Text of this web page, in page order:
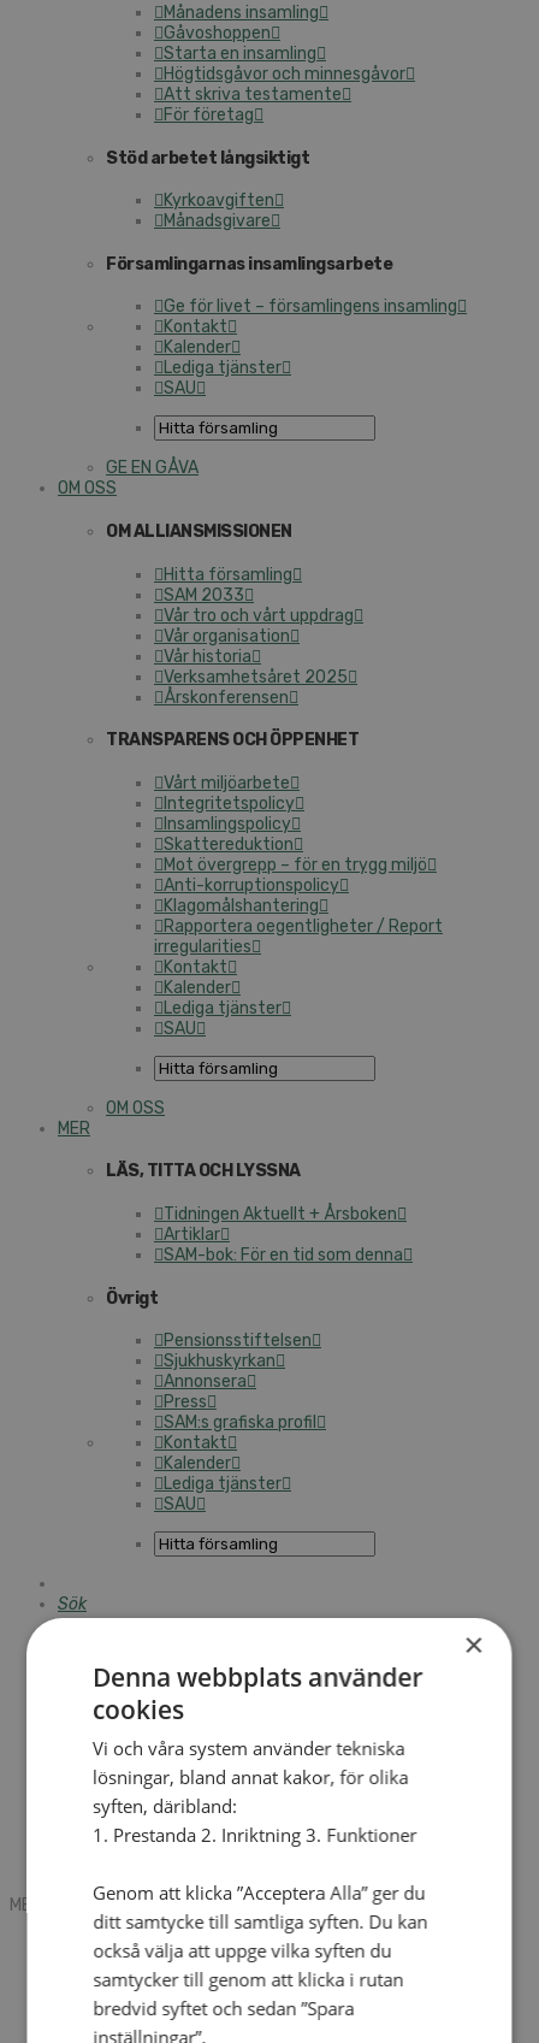
Månadens insamling
Gåvoshoppen
Starta en insamling
Högtidsgåvor och minnesgåvor
Att skriva testamente
För företag
Stöd arbetet långsiktigt
Kyrkoavgiften
Månadsgivare
Församlingarnas insamlingsarbete
Ge för livet – församlingens insamling
Kontakt
Kalender
Lediga tjänster
SAU
GE EN GÅVA
OM OSS
OM ALLIANSMISSIONEN
Hitta församling
SAM 2033
Vår tro och vårt uppdrag
Vår organisation
Vår historia
Verksamhetsåret 2025
Årskonferensen
TRANSPARENS OCH ÖPPENHET
Vårt miljöarbete
Integritetspolicy
Insamlingspolicy
Skattereduktion
Mot övergrepp – för en trygg miljö
Anti-korruptionspolicy
Klagomålshantering
Rapportera oegentligheter / Report
irregularities
Kontakt
Kalender
Lediga tjänster
SAU
OM OSS
MER
LÄS, TITTA OCH LYSSNA
Tidningen Aktuellt + Årsboken
Artiklar
SAM-bok: För en tid som denna
Övrigt
Pensionsstiftelsen
Sjukhuskyrkan
Annonsera
Press
SAM:s grafiska profil
Kontakt
Kalender
Lediga tjänster
SAU
Sök
Mobile box
Kontakt
Tidning
Annonsera
Hitta församling
Press
SAU
Kalender
Lediga tjänster
MENU
MENU
Search mobile
English
Hej! Vad söker du?
Kontakt
Kalender
×
Denna webbplats använder
cookies
Vi och våra system använder tekniska
lösningar, bland annat kakor, för olika
syften, däribland:
1. Prestanda 2. Inriktning 3. Funktioner
Genom att klicka ”Acceptera Alla” ger du
ditt samtycke till samtliga syften. Du kan
också välja att uppge vilka syften du
samtycker till genom att klicka i rutan
bredvid syftet och sedan ”Spara
inställningar”.